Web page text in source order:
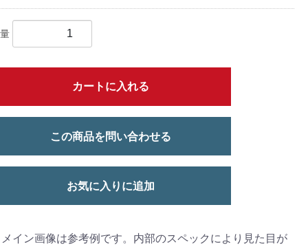
カートに入れる
この商品を問い合わせる
お気に入りに追加
イン画像は参考例です。内部のスペックにより見た目が